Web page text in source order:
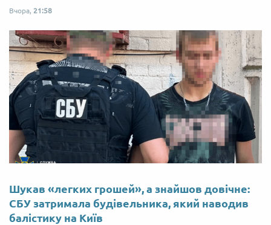
Вчора, 21:58
Шукав «легких грошей», а знайшов довічне:
СБУ затримала будівельника, який наводив
балістику на Київ